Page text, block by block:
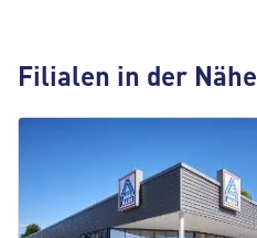
Filialen in der Nähe